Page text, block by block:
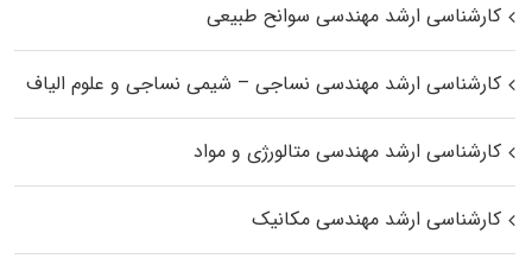
کارشناسی ارشد مهندسی سوانح طبیعی
کارشناسی ارشد مهندسی نساجی – شیمی نساجی و علوم الیاف
کارشناسی ارشد مهندسی متالورژی و مواد
کارشناسی ارشد مهندسی مکانیک